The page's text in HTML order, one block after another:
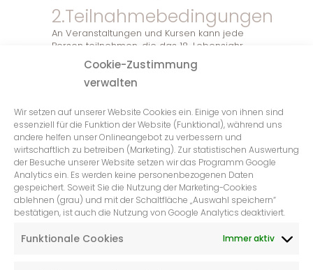
Cookie-Zustimmung
verwalten
Wir setzen auf unserer Website Cookies ein. Einige von ihnen sind
essenziell für die Funktion der Website (Funktional), während uns
andere helfen unser Onlineangebot zu verbessern und
wirtschaftlich zu betreiben (Marketing). Zur statistischen Auswertung
der Besuche unserer Website setzen wir das Programm Google
Analytics ein. Es werden keine personenbezogenen Daten
gespeichert. Soweit Sie die Nutzung der Marketing-Cookies
ablehnen (grau) und mit der Schaltfläche „Auswahl speichern“
bestätigen, ist auch die Nutzung von Google Analytics deaktiviert.
Funktionale Cookies Immer aktiv
2.Teilnahmebedingungen
An Veranstaltungen und Kursen kann jede
Person teilnehmen, die das 18. Lebensjahr
vollendet und die Teilnahmegebühr
entrichtet hat, sofern an ihrer Teilnahme
keine Bedenken aus ärztlicher Sicht
Nicole Kloke -armonic- vor
Inanspruchnahme der Leistung über etwaige
Vorerkrankungen und/oder körperliche
Einschränkungen zu informieren.
3.Zustandekommen des
Vertrags
Der Vertrag kommt durch Anmeldung des
Patienten bzw. Teilnehmers und Bestätigung
der Anmeldung durch Nicole Kloke -armonic-